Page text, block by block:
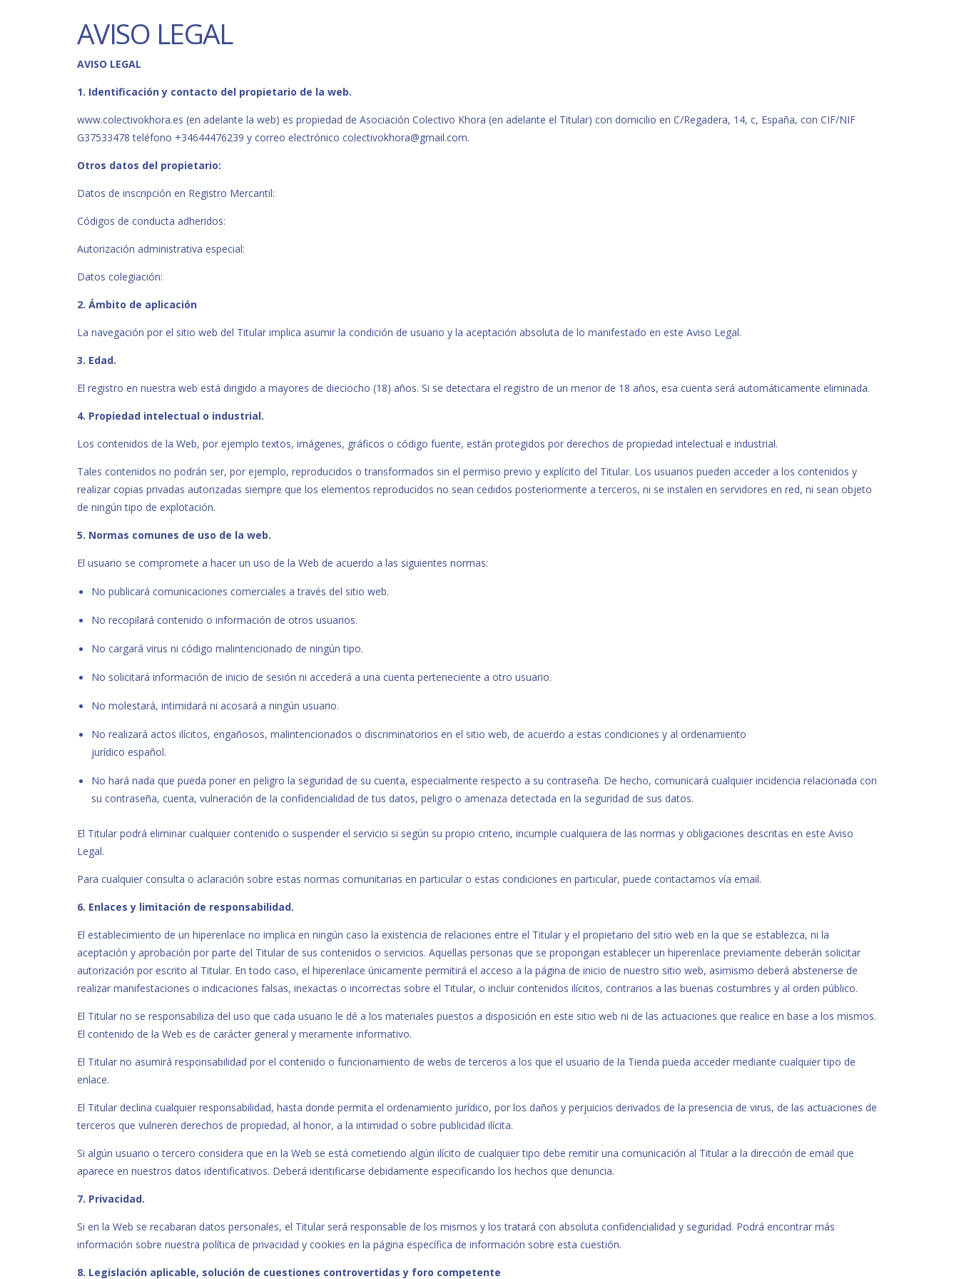
AVISO LEGAL
AVISO LEGAL
1. Identificación y contacto del propietario de la web.
www.colectivokhora.es (en adelante la web) es propiedad de Asociación Colectivo Khora (en adelante el Titular) con domicilio en C/Regadera, 14, c, España, con CIF/NIF
G37533478 teléfono +34644476239 y correo electrónico colectivokhora@gmail.com.
Otros datos del propietario:
Datos de inscripción en Registro Mercantil:
Códigos de conducta adheridos:
Autorización administrativa especial:
Datos colegiación:
2. Ámbito de aplicación
La navegación por el sitio web del Titular implica asumir la condición de usuario y la aceptación absoluta de lo manifestado en este Aviso Legal.
3. Edad.
El registro en nuestra web está dirigido a mayores de dieciocho (18) años. Si se detectara el registro de un menor de 18 años, esa cuenta será automáticamente eliminada.
4. Propiedad intelectual o industrial.
Los contenidos de la Web, por ejemplo textos, imágenes, gráficos o código fuente, están protegidos por derechos de propiedad intelectual e industrial.
Tales contenidos no podrán ser, por ejemplo, reproducidos o transformados sin el permiso previo y explícito del Titular. Los usuarios pueden acceder a los contenidos y
realizar copias privadas autorizadas siempre que los elementos reproducidos no sean cedidos posteriormente a terceros, ni se instalen en servidores en red, ni sean objeto
de ningún tipo de explotación.
5. Normas comunes de uso de la web.
El usuario se compromete a hacer un uso de la Web de acuerdo a las siguientes normas:
No publicará comunicaciones comerciales a través del sitio web.
No recopilará contenido o información de otros usuarios.
No cargará virus ni código malintencionado de ningún tipo.
No solicitará información de inicio de sesión ni accederá a una cuenta perteneciente a otro usuario.
No molestará, intimidará ni acosará a ningún usuario.
No realizará actos ilícitos, engañosos, malintencionados o discriminatorios en el sitio web, de acuerdo a estas condiciones y al ordenamiento
jurídico español.
No hará nada que pueda poner en peligro la seguridad de su cuenta, especialmente respecto a su contraseña. De hecho, comunicará cualquier incidencia relacionada con
su contraseña, cuenta, vulneración de la confidencialidad de tus datos, peligro o amenaza detectada en la seguridad de sus datos.
El Titular podrá eliminar cualquier contenido o suspender el servicio si según su propio criterio, incumple cualquiera de las normas y obligaciones descritas en este Aviso
Legal.
Para cualquier consulta o aclaración sobre estas normas comunitarias en particular o estas condiciones en particular, puede contactarnos vía email.
6. Enlaces y limitación de responsabilidad.
El establecimiento de un hiperenlace no implica en ningún caso la existencia de relaciones entre el Titular y el propietario del sitio web en la que se establezca, ni la
aceptación y aprobación por parte del Titular de sus contenidos o servicios. Aquellas personas que se propongan establecer un hiperenlace previamente deberán solicitar
autorización por escrito al Titular. En todo caso, el hiperenlace únicamente permitirá el acceso a la página de inicio de nuestro sitio web, asimismo deberá abstenerse de
realizar manifestaciones o indicaciones falsas, inexactas o incorrectas sobre el Titular, o incluir contenidos ilícitos, contrarios a las buenas costumbres y al orden público.
El Titular no se responsabiliza del uso que cada usuario le dé a los materiales puestos a disposición en este sitio web ni de las actuaciones que realice en base a los mismos.
El contenido de la Web es de carácter general y meramente informativo.
El Titular no asumirá responsabilidad por el contenido o funcionamiento de webs de terceros a los que el usuario de la Tienda pueda acceder mediante cualquier tipo de
enlace.
El Titular declina cualquier responsabilidad, hasta donde permita el ordenamiento jurídico, por los daños y perjuicios derivados de la presencia de virus, de las actuaciones de
terceros que vulneren derechos de propiedad, al honor, a la intimidad o sobre publicidad ilícita.
Si algún usuario o tercero considera que en la Web se está cometiendo algún ilícito de cualquier tipo debe remitir una comunicación al Titular a la dirección de email que
aparece en nuestros datos identificativos. Deberá identificarse debidamente especificando los hechos que denuncia.
7. Privacidad.
Si en la Web se recabaran datos personales, el Titular será responsable de los mismos y los tratará con absoluta confidencialidad y seguridad. Podrá encontrar más
información sobre nuestra política de privacidad y cookies en la página específica de información sobre esta cuestión.
8. Legislación aplicable, solución de cuestiones controvertidas y foro competente